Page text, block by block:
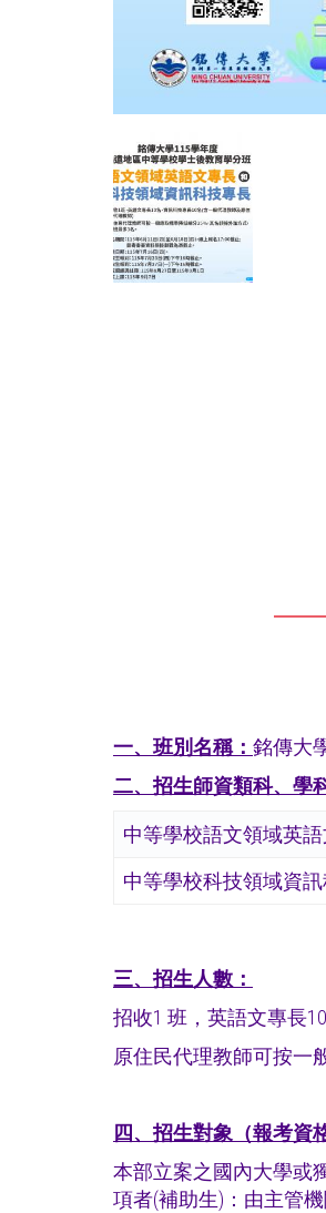
一、班別名稱： 銘傳大
二、招生師資類科、學
中等學校語文領域英
中等學校科技領域資
三、招生人數：
招收1 班，英語文專長
原住民代理教師可按一
四、招生對象（報考資
本部立案之國內大學或
項者(補助生)：由主管